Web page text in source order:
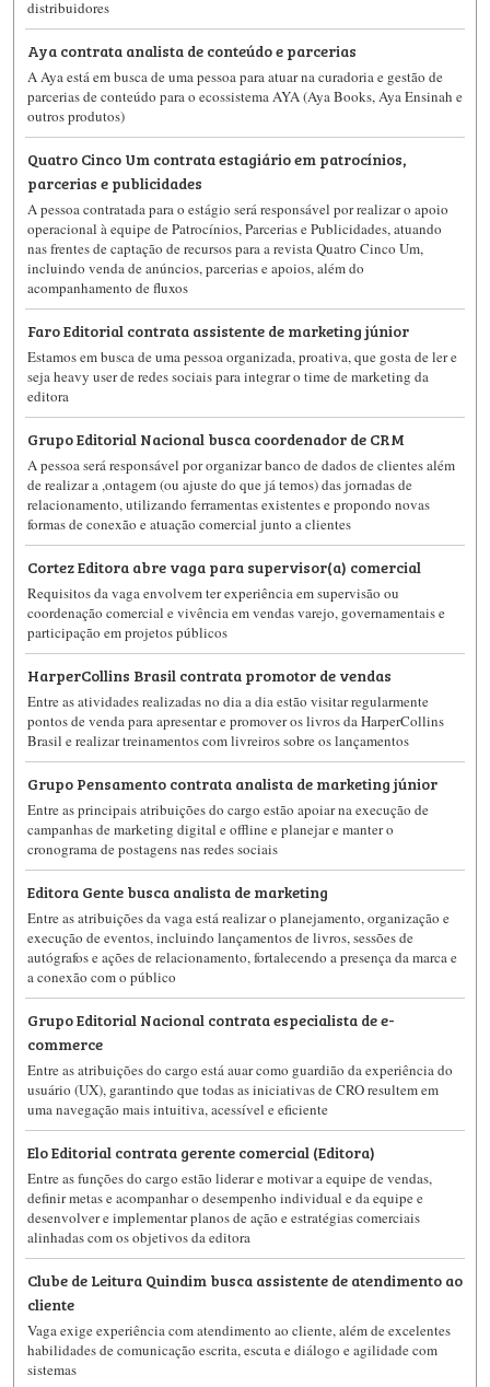
distribuidores
Aya contrata analista de conteúdo e parcerias
A Aya está em busca de uma pessoa para atuar na curadoria e gestão de
parcerias de conteúdo para o ecossistema AYA (Aya Books, Aya Ensinah e
outros produtos)
Quatro Cinco Um contrata estagiário em patrocínios,
parcerias e publicidades
A pessoa contratada para o estágio será responsável por realizar o apoio
operacional à equipe de Patrocínios, Parcerias e Publicidades, atuando
nas frentes de captação de recursos para a revista Quatro Cinco Um,
incluindo venda de anúncios, parcerias e apoios, além do
acompanhamento de fluxos
Faro Editorial contrata assistente de marketing júnior
Estamos em busca de uma pessoa organizada, proativa, que gosta de ler e
seja heavy user de redes sociais para integrar o time de marketing da
editora
Grupo Editorial Nacional busca coordenador de CRM
A pessoa será responsável por organizar banco de dados de clientes além
de realizar a ,ontagem (ou ajuste do que já temos) das jornadas de
relacionamento, utilizando ferramentas existentes e propondo novas
formas de conexão e atuação comercial junto a clientes
Cortez Editora abre vaga para supervisor(a) comercial
Requisitos da vaga envolvem ter experiência em supervisão ou
coordenação comercial e vivência em vendas varejo, governamentais e
participação em projetos públicos
HarperCollins Brasil contrata promotor de vendas
Entre as atividades realizadas no dia a dia estão visitar regularmente
pontos de venda para apresentar e promover os livros da HarperCollins
Brasil e realizar treinamentos com livreiros sobre os lançamentos
Grupo Pensamento contrata analista de marketing júnior
Entre as principais atribuições do cargo estão apoiar na execução de
campanhas de marketing digital e offline e planejar e manter o
cronograma de postagens nas redes sociais
Editora Gente busca analista de marketing
Entre as atribuições da vaga está realizar o planejamento, organização e
execução de eventos, incluindo lançamentos de livros, sessões de
autógrafos e ações de relacionamento, fortalecendo a presença da marca e
a conexão com o público
Grupo Editorial Nacional contrata especialista de e-
commerce
Entre as atribuições do cargo está auar como guardião da experiência do
usuário (UX), garantindo que todas as iniciativas de CRO resultem em
uma navegação mais intuitiva, acessível e eficiente
Elo Editorial contrata gerente comercial (Editora)
Entre as funções do cargo estão liderar e motivar a equipe de vendas,
definir metas e acompanhar o desempenho individual e da equipe e
desenvolver e implementar planos de ação e estratégias comerciais
alinhadas com os objetivos da editora
Clube de Leitura Quindim busca assistente de atendimento ao
cliente
Vaga exige experiência com atendimento ao cliente, além de excelentes
habilidades de comunicação escrita, escuta e diálogo e agilidade com
sistemas